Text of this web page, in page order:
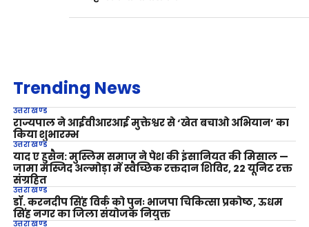
Trending News
उत्तराखण्ड
राज्यपाल ने आईवीआरआई मुक्तेश्वर से ‘खेत बचाओ अभियान’ का
किया शुभारम्भ
उत्तराखण्ड
याद ए हुसैन: मुस्लिम समाज ने पेश की इंसानियत की मिसाल —
जामा मस्जिद अल्मोड़ा में स्वैच्छिक रक्तदान शिविर, 22 यूनिट रक्त
संग्रहित
उत्तराखण्ड
डॉ. करनदीप सिंह विर्क को पुनः भाजपा चिकित्सा प्रकोष्ठ, ऊधम
सिंह नगर का जिला संयोजक नियुक्त
उत्तराखण्ड